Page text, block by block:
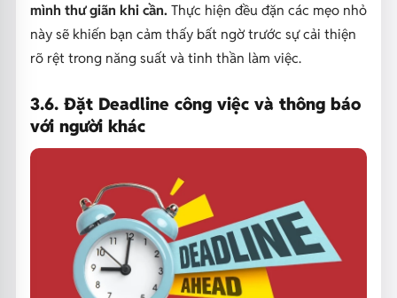
mình thư giãn khi cần. Thực hiện đều đặn các mẹo nhỏ
này sẽ khiến bạn cảm thấy bất ngờ trước sự cải thiện
rõ rệt trong năng suất và tinh thần làm việc.
3.6. Đặt Deadline công việc và thông báo
với người khác